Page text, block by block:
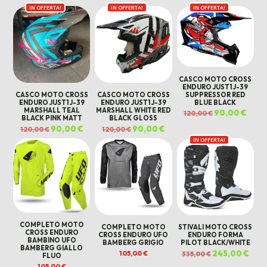
originale
era:
120,00 €.
attuale
è:
70,00 €.
originale
era:
120,00 €.
attuale
è:
60,00 €.
originale
era:
120,00 €.
è:
70,00
IN OFFERTA!
CASCO MOTO CROSS
ENDURO JUST1 J-39
MARSHALL TEAL
BLACK PINK MATT
120,00€ Il
prezzo
originale
era:
120,00 €.
90,00€Il
prezzo
attuale
è:
90,00 €.
IN OFFERTA!
CASCO MOTO CROSS
ENDURO JUST1 J-39
MARSHALL WHITE RED
BLACK GLOSS
120,00€ Il
prezzo
originale
era:
120,00 €.
90,00€Il
prezzo
attuale
è:
90,00 €.
IN OFFERTA!
CASCO MOTO CROSS
ENDURO JUST1 J-39
SUPPRESSOR RED
BLUE BLACK
120,00€ Il
prezzo
120,00 €.
90,00€
COMPLETO MOTO
CROSS ENDURO
BAMBINO UFO
BAMBERG GIALLO
FLUO
COMPLETO MOTO
CROSS ENDURO UFO
BAMBERG GRIGIO
105,00€
IN OFFERTA!
STIVALI MOTO CROSS
ENDURO FORMA
PILOT BLACK/WHITE
335,00€ Il
prezzo
245,00€Il